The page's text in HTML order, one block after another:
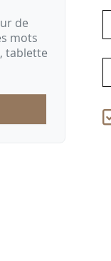
de
mots
tablette